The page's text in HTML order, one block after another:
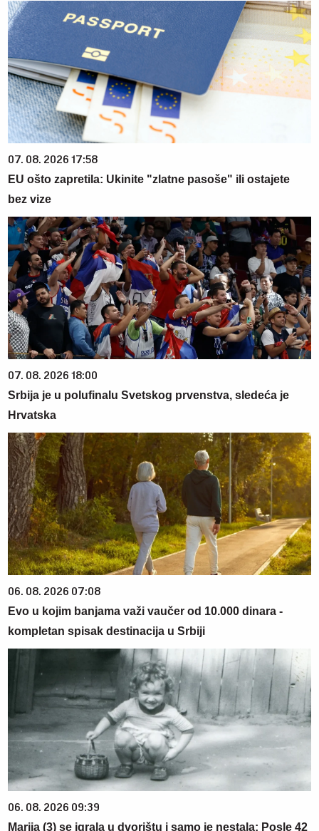
07. 08. 2026 17:58
EU ošto zapretila: Ukinite "zlatne pasoše" ili ostajete
bez vize
07. 08. 2026 18:00
Srbija je u polufinalu Svetskog prvenstva, sledeća je
Hrvatska
06. 08. 2026 07:08
Evo u kojim banjama važi vaučer od 10.000 dinara -
kompletan spisak destinacija u Srbiji
06. 08. 2026 09:39
Marija (3) se igrala u dvorištu i samo je nestala: Posle 42